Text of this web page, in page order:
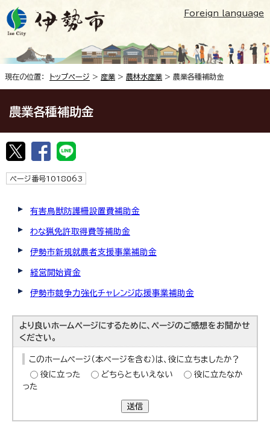
Foreign language
現在の位置： トップページ > 産業 > 農林水産業 > 農業各種補助金
農業各種補助金
ページ番号1018063
有害鳥獣防護柵設置費補助金
わな猟免許取得費等補助金
伊勢市新規就農者支援事業補助金
経営開始資金
伊勢市競争力強化チャレンジ応援事業補助金
より良いホームページにするために、ページのご感想をお聞かせ
ください。
このホームページ（本ページを含む）は、役に立ちましたか？
役に立った
どちらともいえない
役に立たなか
った
送信